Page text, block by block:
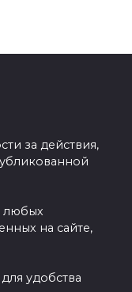
за действия,
любых
на сайте,
удобства